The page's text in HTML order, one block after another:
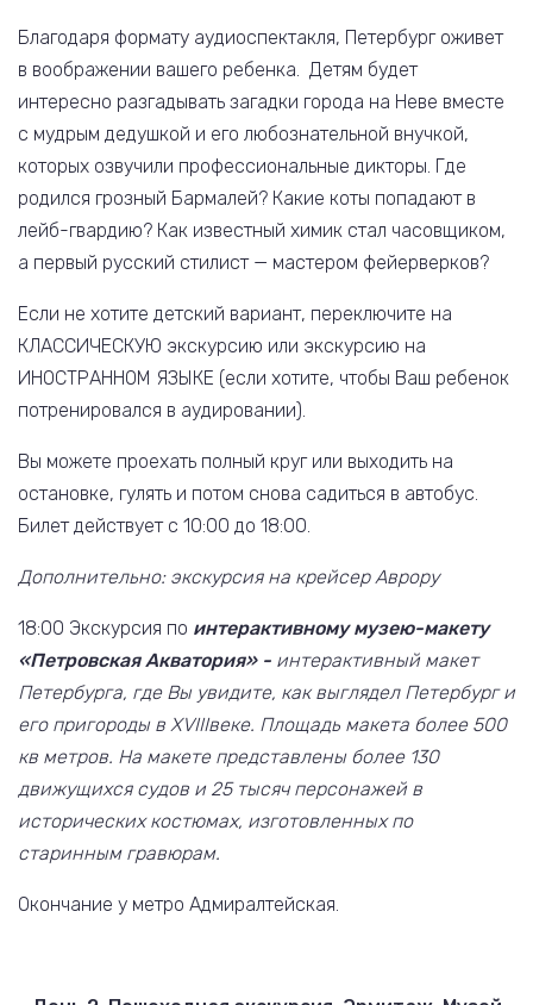
Благодаря формату аудиоспектакля, Петербург оживет
в воображении вашего ребенка. Детям будет
интересно разгадывать загадки города на Неве вместе
с мудрым дедушкой и его любознательной внучкой,
которых озвучили профессиональные дикторы. Где
родился грозный Бармалей? Какие коты попадают в
лейб-гвардию? Как известный химик стал часовщиком,
а первый русский стилист — мастером фейерверков?
Если не хотите детский вариант, переключите на
КЛАССИЧЕСКУЮ экскурсию или экскурсию на
ИНОСТРАННОМ ЯЗЫКЕ (если хотите, чтобы Ваш ребенок
потренировался в аудировании).
Вы можете проехать полный круг или выходить на
остановке, гулять и потом снова садиться в автобус.
Билет действует с 10:00 до 18:00.
Дополнительно: экскурсия на крейсер Аврору
18:00 Экскурсия по интерактивному музею-макету
«Петровская Акватория» - интерактивный макет
Петербурга, где Вы увидите, как выглядел Петербург и
его пригороды в XVIIIвеке. Площадь макета более 500
кв метров. На макете представлены более 130
движущихся судов и 25 тысяч персонажей в
исторических костюмах, изготовленных по
старинным гравюрам.
Окончание у метро Адмиралтейская.